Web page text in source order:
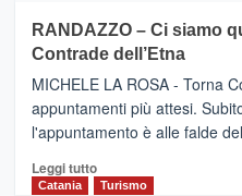
IL
NUOVO
SUMMER
CLUB
VIAGRANDE
(Ct)
–
Benanti
presenta
“Vino
&
Cultura
RANDAZZO – Ci siamo
Contrade dell’Etna
MICHELE LA ROSA - Torna
appuntamenti più attesi.
l'appuntamento è alle falde
Leggi tuttoLeggi
di
Catania Turismo